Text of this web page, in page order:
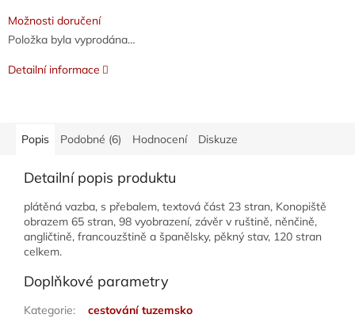
Možnosti doručení
Položka byla vyprodána…
Detailní informace
Popis Podobné (6) Hodnocení Diskuze
Detailní popis produktu
plátěná vazba, s přebalem, textová část 23 stran, Konopiště
obrazem 65 stran, 98 vyobrazení, závěr v ruštině, něnčině,
angličtině, francouzštině a španělsky, pěkný stav, 120 stran
celkem.
Doplňkové parametry
Kategorie:
cestování tuzemsko